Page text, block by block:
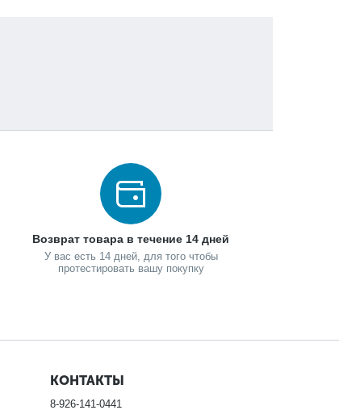
Возврат товара в течение 14 дней
У вас есть 14 дней, для того чтобы
протестировать вашу покупку
КОНТАКТЫ
8-926-141-0441